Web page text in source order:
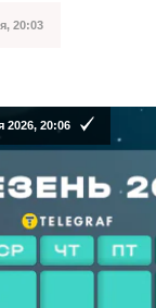
20:03
20:06